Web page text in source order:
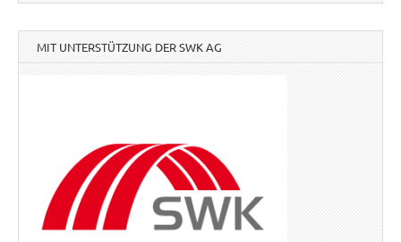
MIT UNTERSTÜTZUNG DER SWK AG